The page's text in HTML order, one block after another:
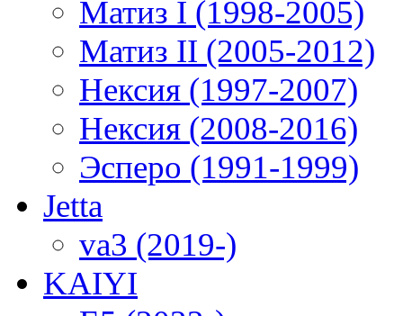
Матиз I (1998-2005)
Матиз II (2005-2012)
Нексия (1997-2007)
Нексия (2008-2016)
Эсперо (1991-1999)
Jetta
va3 (2019-)
KAIYI